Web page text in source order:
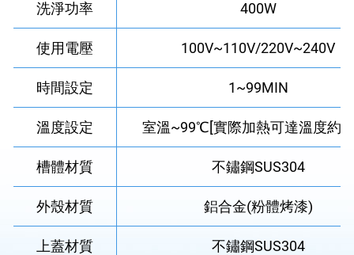
洗淨功率 400W
使用電壓 100V~110V/220V~240V
時間設定 1~99MIN
溫度設定 室溫~99℃[實際加熱可達溫度約
槽體材質 不鏽鋼SUS304
外殼材質 鋁合金(粉體烤漆)
上蓋材質 不鏽鋼SUS304